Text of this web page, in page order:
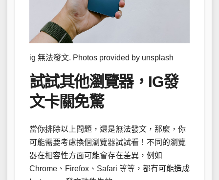
ig 無法發文. Photos provided by unsplash
試試其他瀏覽器，IG發
文卡關免驚
當你排除以上問題，還是無法發文，那麼，你
可能需要考慮換個瀏覽器試試看！不同的瀏覽
器在相容性方面可能會存在差異，例如
Chrome、Firefox、Safari 等等，都有可能造成